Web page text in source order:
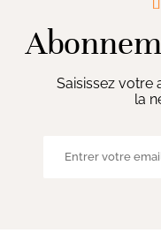
Saisissez votre
la